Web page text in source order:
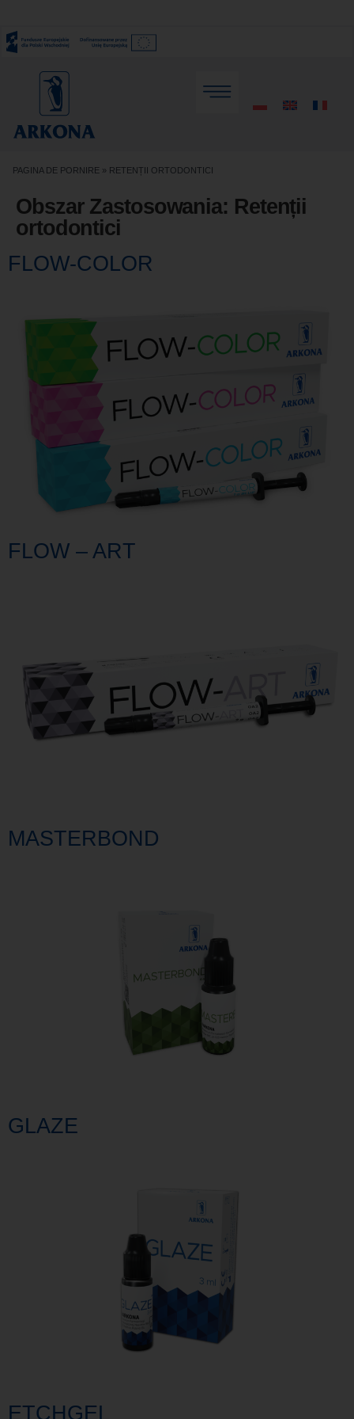
PAGINA DE PORNIRE » RETENȚII ORTODONTICI
Obszar Zastosowania: Retenții
ortodontici
FLOW-COLOR
FLOW – ART
MASTERBOND
GLAZE
ETCHGEL